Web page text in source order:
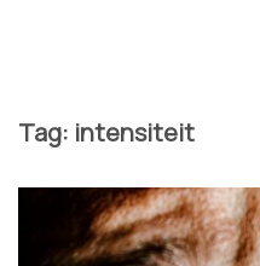
Tag: intensiteit